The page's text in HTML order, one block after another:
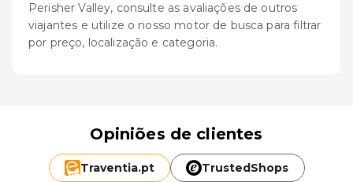
Perisher Valley, consulte as avaliações de outros
viajantes e utilize o nosso motor de busca para filtrar
por preço, localização e categoria.
Opiniões de clientes
Traventia.pt TrustedShops